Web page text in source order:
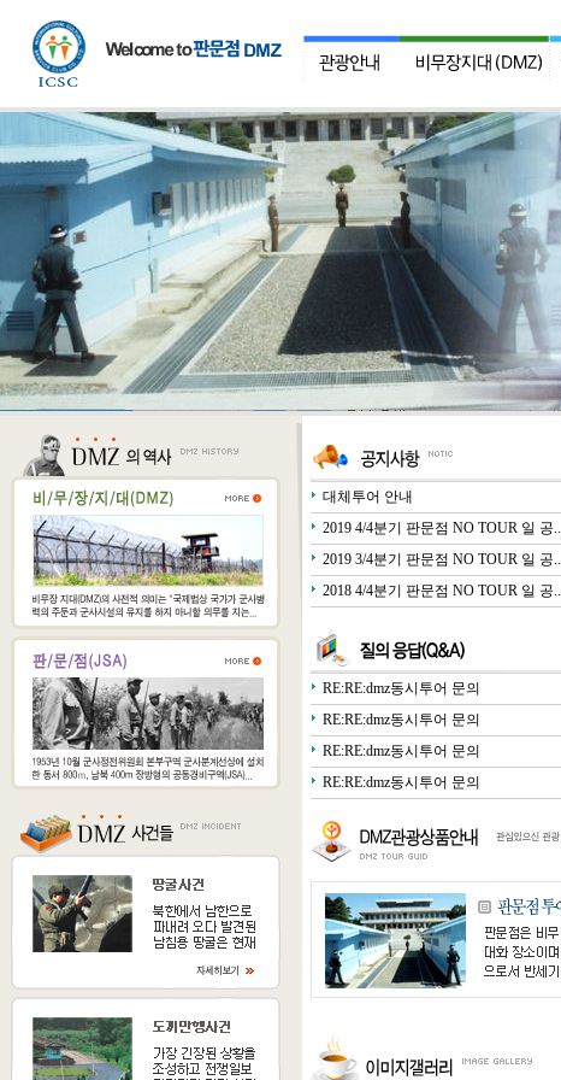
대체투어 안내
2019 4/4분기 판문점 NO TOUR 일 공..
2019 3/4분기 판문점 NO TOUR 일 공..
2018 4/4분기 판문점 NO TOUR 일 공..
RE:RE:dmz동시투어 문의
RE:RE:dmz동시투어 문의
RE:RE:dmz동시투어 문의
RE:RE:dmz동시투어 문의